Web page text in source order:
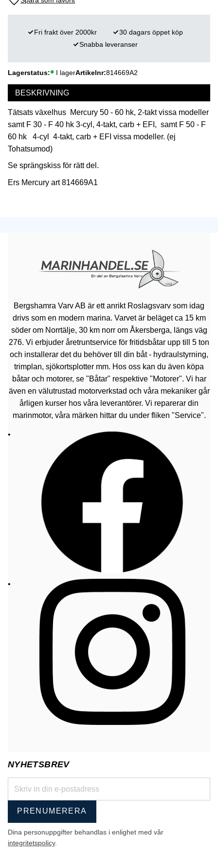
Lägg till i favoriter
Lagerstatus I lagerArtikelnr 814669A2
Fri frakt över 2000kr
30 dagars öppet köp
Snabba leveranser
BESKRIVNING
Tätsats växelhus Mercury 50 - 60 hk, 2-takt vissa modeller
samt F 30 - F 40 hk 3-cyl, 4-takt, carb + EFI, samt F 50 - F
60 hk 4-cyl 4-takt, carb + EFI vissa modeller. (ej
Tohatsumod)
Se sprängskiss för rätt del.
Ers Mercury art 814669A1
Bergshamra Varv AB är ett anrikt Roslagsvarv som idag
drivs som en modern marina. Varvet är beläget ca 15 km
söder om Norrtälje, 30 km norr om Åkersberga, längs väg
276. Vi erbjuder åretruntservice för fritidsbåtar upp till 5 ton
och installerar det du behöver till din båt - hydraulstyrning,
trimplan, sjökortsplotter mm. Hos oss kan du även köpa
båtar och motorer, se "Båtar" respektive "Motorer". Vi har
även en välutrustad motorverkstad och våra mekaniker går
årligen kurser hos våra leverantörer. Vi reparerar din
marinmotor, våra märken hittar du under fliken "Service".
NYHETSBREV
PRENUMERERA
Dina personuppgifter behandlas i enlighet med vår
integritetspolicy.